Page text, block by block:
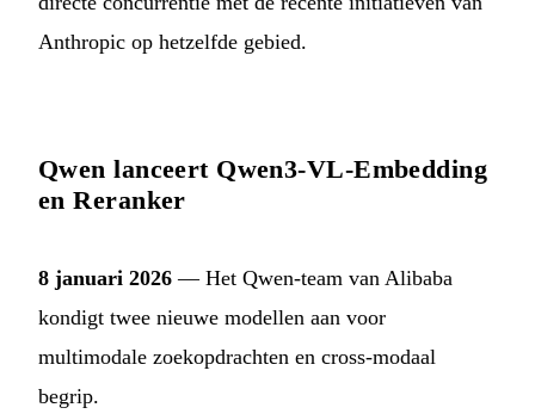
Anthropic op hetzelfde gebied.
Qwen lanceert Qwen3-VL-Embedding
en Reranker
8 januari 2026 — Het Qwen-team van Alibaba
kondigt twee nieuwe modellen aan voor
multimodale zoekopdrachten en cross-modaal
begrip.